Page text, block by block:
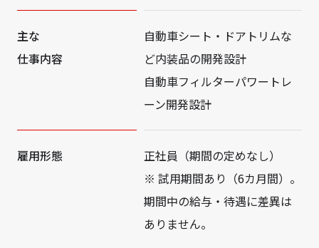
主な
仕事内容
自動車シート・ドアトリムな
ど内装品の開発設計
自動車フィルターパワートレ
ーン開発設計
雇用形態
正社員（期間の定めなし）
※ 試用期間あり（6カ月間）。
期間中の給与・待遇に差異は
ありません。